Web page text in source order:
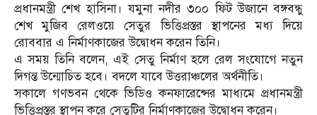
প্রধানমন্ত্রী শেখ হাসিনা। যমুনা নদীর ৩০০ ফিট উজানে বঙ্গবন্ধু
শেখ মুজিব রেলওয়ে সেতুর ভিত্তিপ্রস্তর স্থাপনের মধ্য দিয়ে
রোববার এ নির্মাণকাজের উদ্বোধন করেন তিনি।
এ সময় তিনি বলেন, এই সেতু নির্মাণ হলে রেল সংযোগে নতুন
দিগন্ত উন্মোচিত হবে। বদলে যাবে উত্তরাঞ্চলের অর্থনীতি।
সকালে গণভবন থেকে ভিডিও কনফারেন্সের মাধ্যমে প্রধানমন্ত্রী
ভিত্তিপ্রস্তর স্থাপন করে সেতুটির নির্মাণকাজের উদ্বোধন করেন।